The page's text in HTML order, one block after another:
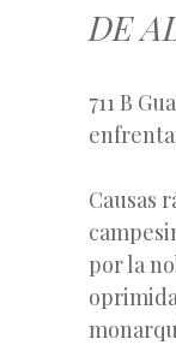
DE
711 B
Causas
por la